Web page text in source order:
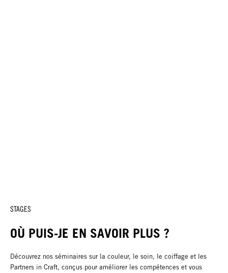
STAGES
OÙ PUIS-JE EN SAVOIR PLUS ?
Découvrez nos séminaires sur la couleur, le soin, le coiffage et les
Partners in Craft, conçus pour améliorer les compétences et vous